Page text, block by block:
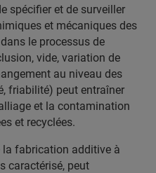
spécifier et de surveiller
et mécaniques des
le processus de
vide, variation de
au niveau des
friabilité) peut entraîner
et la contamination
et recyclées.
la fabrication additive à
caractérisé, peut